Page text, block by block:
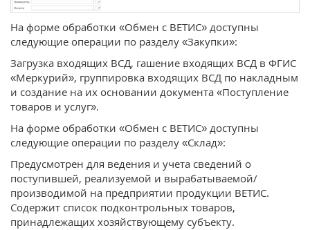
На форме обработки «Обмен с ВЕТИС» доступны
следующие операции по разделу «Закупки»:
Загрузка входящих ВСД, гашение входящих ВСД в ФГИС
«Меркурий», группировка входящих ВСД по накладным
и создание на их основании документа «Поступление
товаров и услуг».
На форме обработки «Обмен с ВЕТИС» доступны
следующие операции по разделу «Склад»:
Предусмотрен для ведения и учета сведений о
поступившей, реализуемой и вырабатываемой/
производимой на предприятии продукции ВЕТИС.
Содержит список подконтрольных товаров,
принадлежащих хозяйствующему субъекту.